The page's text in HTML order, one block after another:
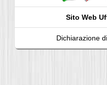
Sito Web
Dichiarazione di